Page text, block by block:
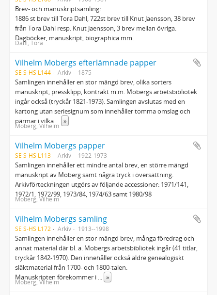
Brev- och manuskriptsamling:
1886 st brev till Tora Dahl, 722st brev till Knut Jaensson, 38 brev
från Tora Dahl resp. Knut Jaensson, 3 brev mellan övriga.
Dagböcker, manuskript, biographica mm.
Dahl, Tora
Vilhelm Mobergs efterlämnade papper
SE S-HS L144 Arkiv 1875
Samlingen innehåller en stor mängd brev, olika sorters
manuskript, pressklipp, kontrakt m.m. Mobergs arbetsbibliotek
ingår också (tryckår 1821-1973). Samlingen avslutas med en
kartong utan seriesignum som innehåller tomma omslag och
pärmar i vilka ... »
Moberg, Vilhelm
Vilhelm Mobergs papper
SE S-HS L113 Arkiv 1922-1973
Samlingen innehåller ett mindre antal brev, en större mängd
manuskript av Moberg samt några tryck i översättning.
Arkivförteckningen utgörs av följande accessioner: 1971/141,
1972/1, 1972/99, 1973/84, 1974/63 samt 1980/98
Moberg, Vilhelm
Vilhelm Mobergs samling
SE S-HS L172 Arkiv 1913--1998
Samlingen innehåller en stor mängd brev, många föredrag och
annat material där bl. a. Mobergs arbetsbibliotek ingår (41 titlar,
tryckår 1842-1970). Den innehåller också äldre genealogiskt
släktmaterial från 1700- och 1800-talen.
Manuskripten förekommer i ... »
Moberg, Vilhelm